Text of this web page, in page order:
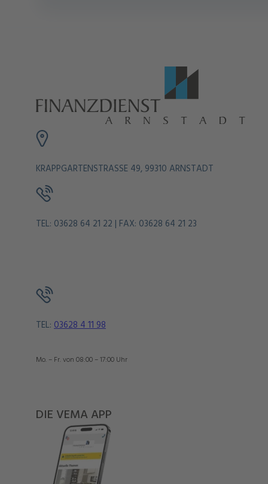
KRAPPGARTENSTRASSE 49, 99310 ARNSTADT
TEL: 03628 64 21 22 | FAX: 03628 64 21 23
TEL: 03628 4 11 98
Mo. – Fr. von 08:00 – 17:00 Uhr
DIE VEMA APP